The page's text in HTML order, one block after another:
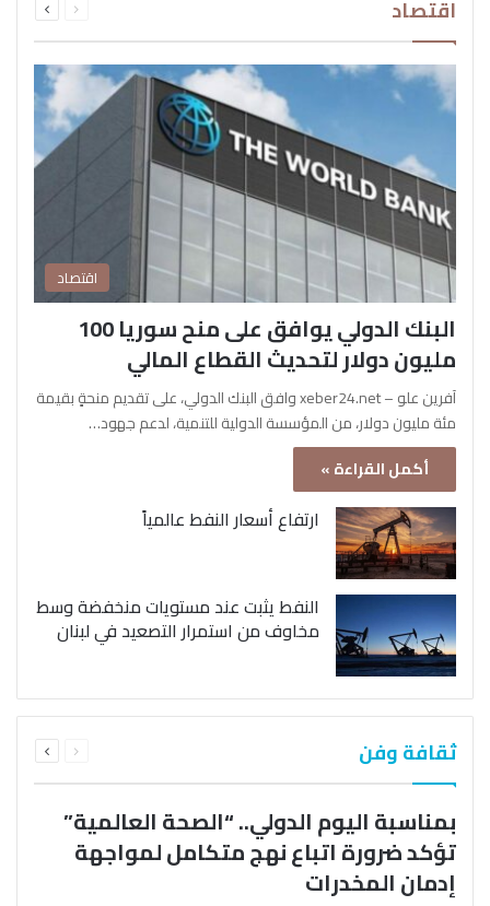
اقتصاد الصفحةالصفحة
اقتصاد
البنك الدولي يوافق على منح سوريا 100
مليون دولار لتحديث القطاع المالي
آفرين علو – xeber24.net وافق البنك الدولي، على تقديم منحةٍ بقيمة
مئة مليون دولار، من المؤسسة الدولية للتنمية، لدعم جهود…
أكمل القراءة »
ارتفاع أسعار النفط عالمياً
النفط يثبت عند مستويات منخفضة وسط
مخاوف من استمرار التصعيد في لبنان
ثقافة وفن الصفحةالصفحة
بمناسبة اليوم الدولي.. “الصحة العالمية”
تؤكد ضرورة اتباع نهج متكامل لمواجهة
إدمان المخدرات